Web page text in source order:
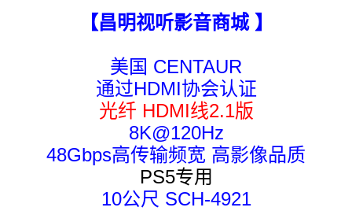
【昌明视听影音商城 】
美国 CENTAUR
通过HDMI协会认证
光纤 HDMI线2.1版
8K@120Hz
48Gbps高传输频宽 高影像品质
PS5专用
10公尺 SCH-4921